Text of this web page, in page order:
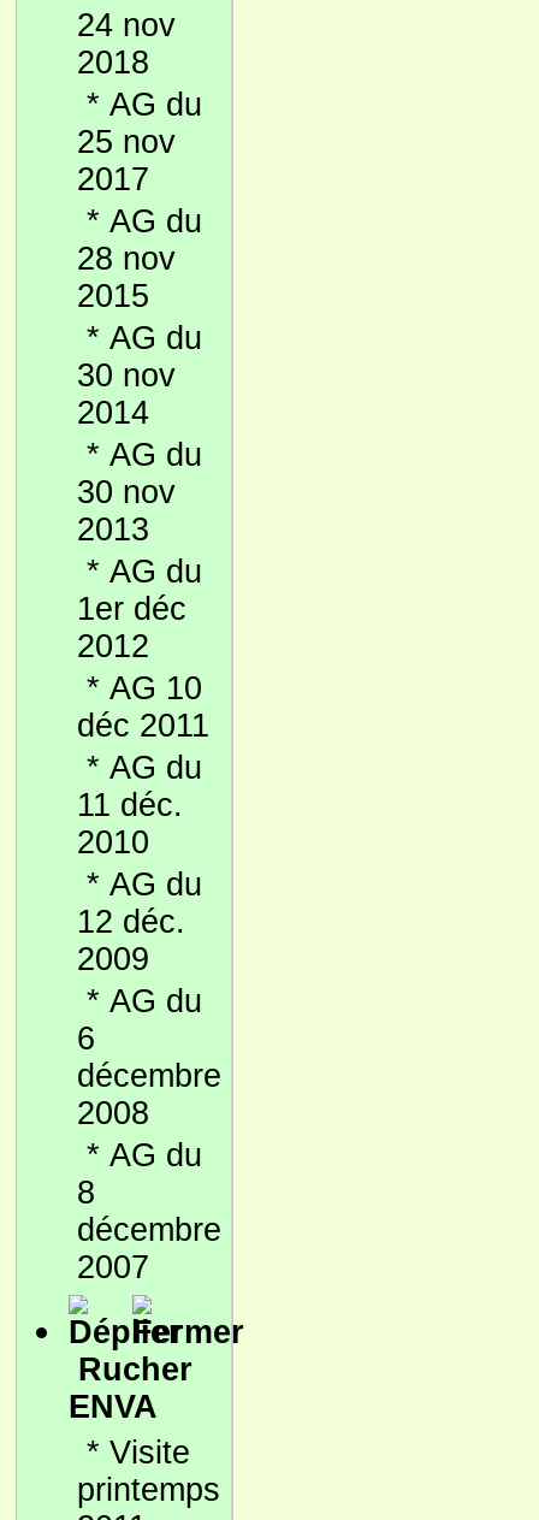
24 nov
2018
* AG du
25 nov
2017
* AG du
28 nov
2015
* AG du
30 nov
2014
* AG du
30 nov
2013
* AG du
1er déc
2012
* AG 10
déc 2011
* AG du
11 déc.
2010
* AG du
12 déc.
2009
* AG du
6
décembre
2008
* AG du
8
décembre
2007
Rucher
ENVA
* Visite
printemps